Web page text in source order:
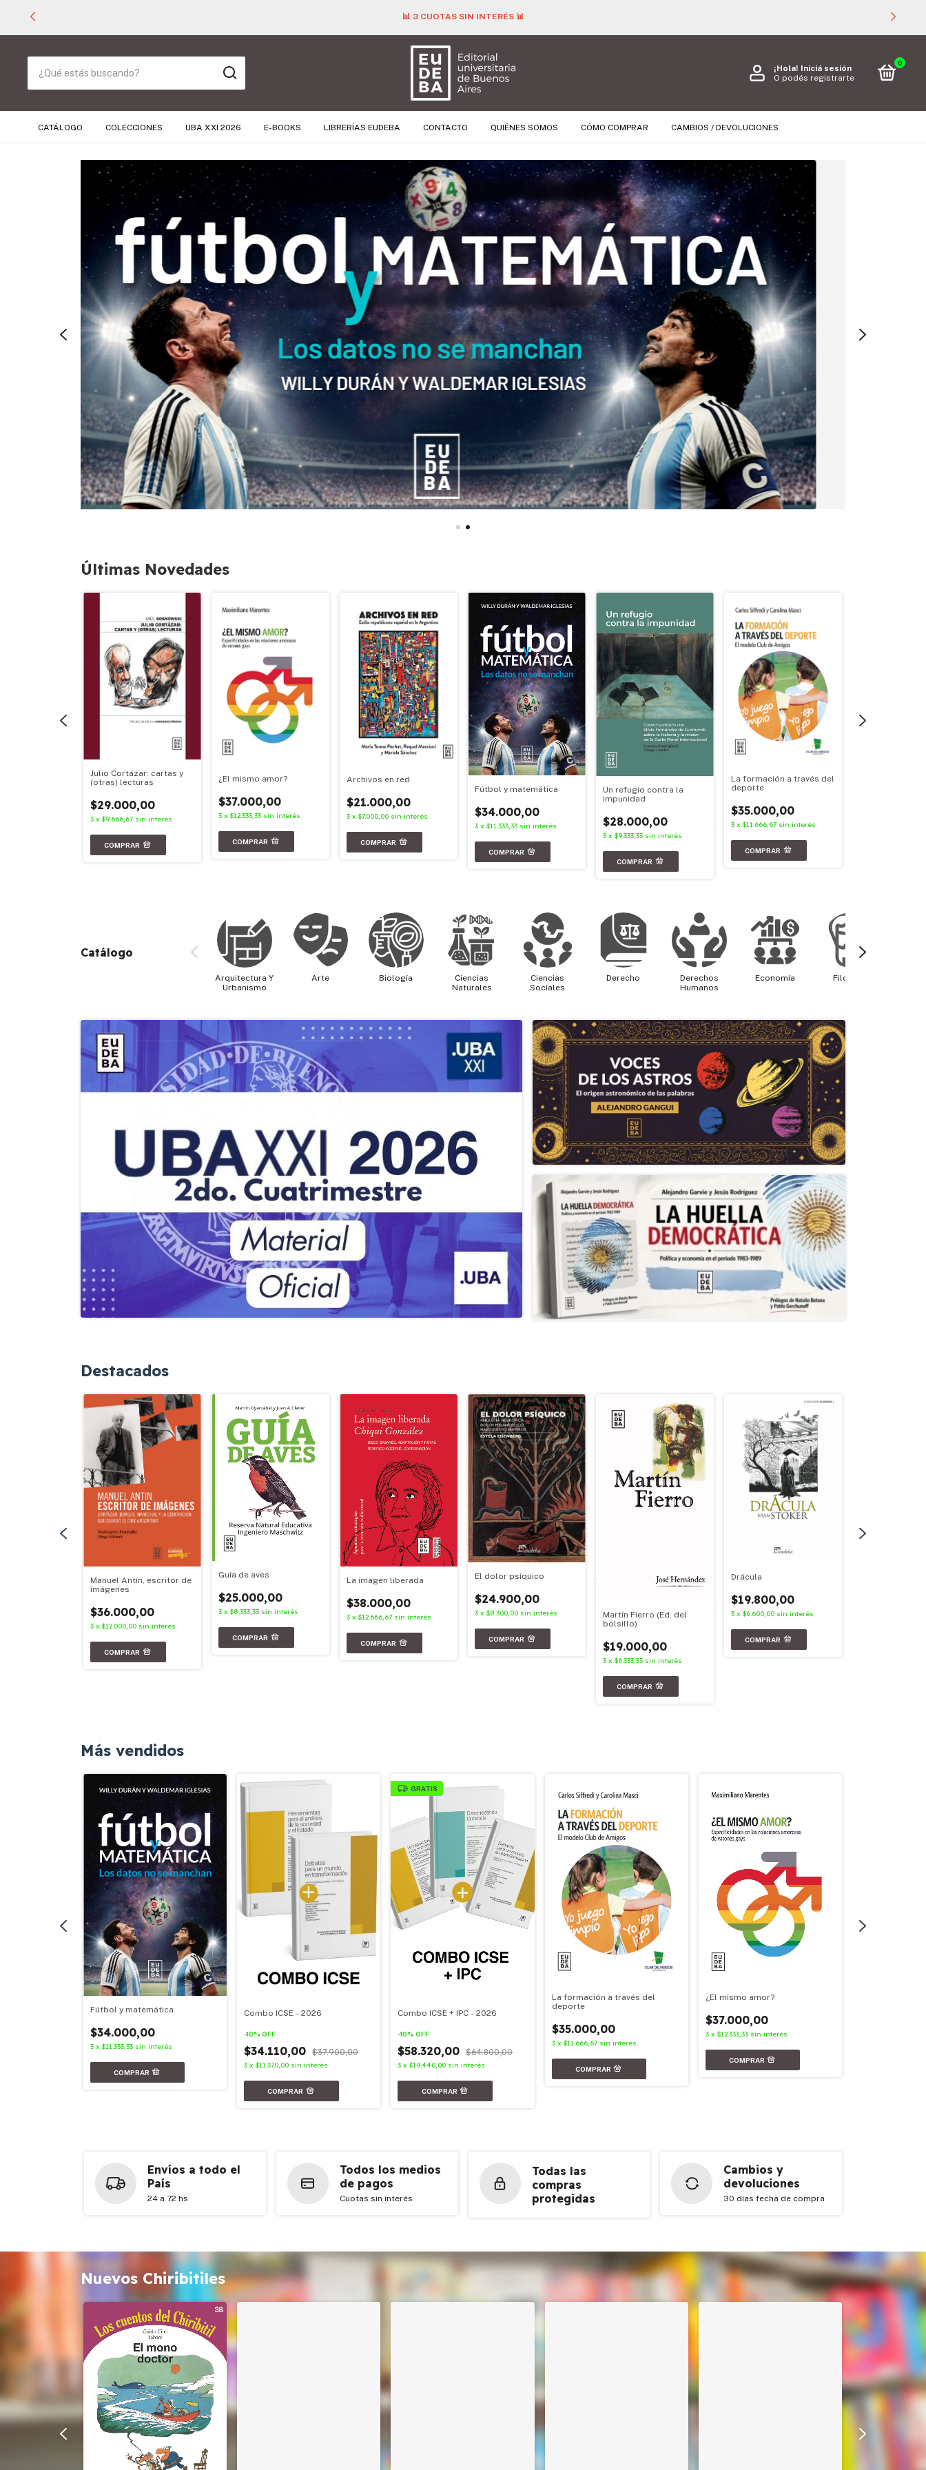
📊 3 CUOTAS SIN INTERÉS 📊
¡Hola! Iniciá sesión
O podés registrarte
0
CATÁLOGO COLECCIONES UBA XXI 2026 E-BOOKS LIBRERÍAS EUDEBA CONTACTO QUIÉNES SOMOS CÓMO COMPRAR CAMBIOS / DEVOLUCIONES
Últimas Novedades
Julio Cortázar: cartas y
(otras) lecturas
$29.000,00
3 x $9.666,67 sin interés
¿El mismo amor?
$37.000,00
3 x $12.333,33 sin interés
Archivos en red
$21.000,00
3 x $7.000,00 sin interés
Fútbol y matemática
$34.000,00
3 x $11.333,33 sin interés
Un refugio contra la
impunidad
$28.000,00
3 x $9.333,33 sin interés
La formación a través del
deporte
$35.000,00
3 x $11.666,67 sin interés
Catálogo
Arquitectura Y
Urbanismo
Arte Biología
Ciencias
Naturales
Ciencias
Sociales
Derecho
Derechos
Humanos
Economía Filosofía
Destacados
Manuel Antín, escritor de
imágenes
$36.000,00
3 x $12.000,00 sin interés
Guía de aves
$25.000,00
3 x $8.333,33 sin interés
La imagen liberada
$38.000,00
3 x $12.666,67 sin interés
El dolor psíquico
$24.900,00
3 x $8.300,00 sin interés
Martín Fierro (Ed. del
bolsillo)
$19.000,00
3 x $6.333,33 sin interés
Drácula
$19.800,00
3 x $6.600,00 sin interés
Más vendidos
Fútbol y matemática
$34.000,00
3 x $11.333,33 sin interés
Combo ICSE - 2026
-10%OFF
$34.110,00 $37.900,00
3 x$11.370,00 sin interés
GRATIS
Combo ICSE + IPC - 2026
-10%OFF
$58.320,00 $64.800,00
3 x$19.440,00 sin interés
La formación a través del
deporte
$35.000,00
3 x $11.666,67 sin interés
¿El mismo amor?
$37.000,00
3 x $12.333,33 sin interés
Envíos a todo el
País
24 a 72 hs
Todos los medios
de pagos
Cuotas sin interés
Todas las
compras
protegidas
Cambios y
devoluciones
30 días fecha de compra
Nuevos Chiribitiles